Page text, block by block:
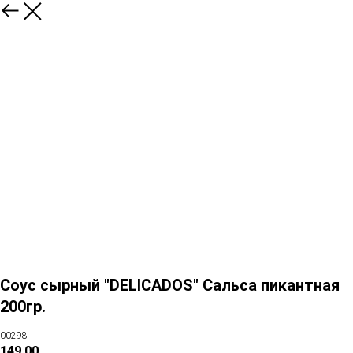
Соус сырный "DELICADOS" Сальса пикантная
200гр.
00298